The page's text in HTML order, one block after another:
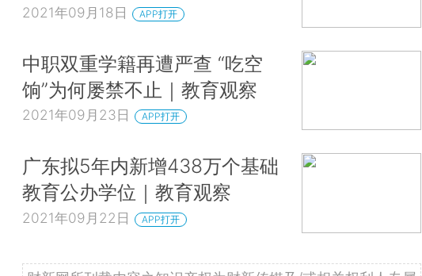
2021年09月18日 APP打开
中职双重学籍再遭严查 “吃空
饷”为何屡禁不止｜教育观察
2021年09月23日 APP打开
广东拟5年内新增438万个基础
教育公办学位｜教育观察
2021年09月22日 APP打开